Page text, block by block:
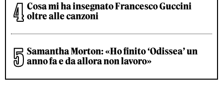
Cosa mi ha insegnato Francesco Guccini
oltre alle canzoni
Samantha Morton: «Ho finito ‘Odissea’ un
anno fa e da allora non lavoro»